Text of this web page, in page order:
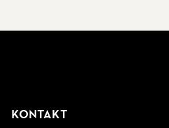
Kontakt